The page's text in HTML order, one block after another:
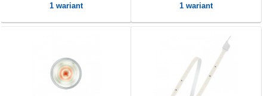
1 wariant 1 wariant